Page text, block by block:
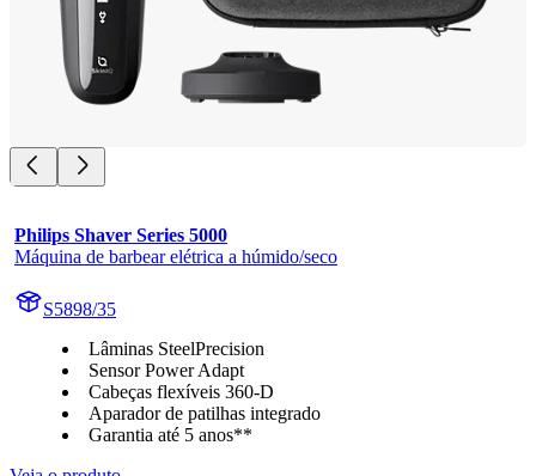
Philips Shaver Series 5000
Máquina de barbear elétrica a húmido/seco
S5898/35
Lâminas SteelPrecision
Sensor Power Adapt
Cabeças flexíveis 360-D
Aparador de patilhas integrado
Garantia até 5 anos**